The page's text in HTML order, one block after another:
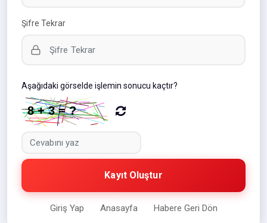
Şifre Tekrar
Aşağıdaki görselde işlemin sonucu kaçtır?
Kayıt Oluştur
Giriş Yap Anasayfa Habere Geri Dön